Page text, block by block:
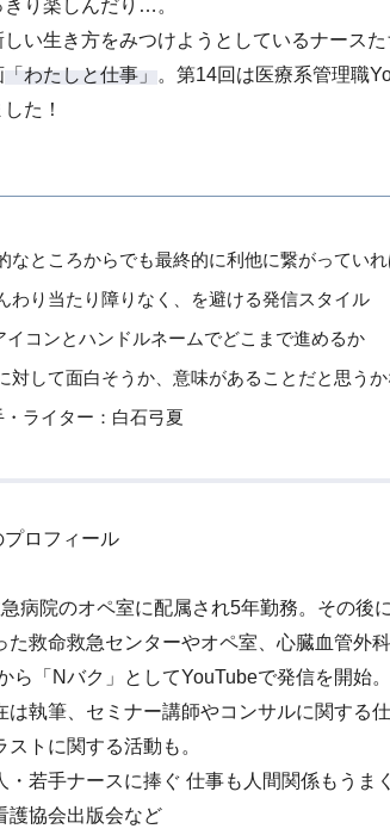
り楽しんだり…。
い生き方をみつけようとしているナースた
「わたしと仕事」
。第14回は医療系管理職
た！
なところからでも最終的に利他に繋がってい
わり当たり障りなく、を避ける発信スタイル
イコンとハンドルネームでどこまで進めるか
対して面白そうか、意味があることだと思う
・ライター：白石弓夏
プロフィール
病院のオペ室に配属され5年勤務。その後
た救命救急センターやオペ室、心臓血管外
ら「Nバク」としてYouTubeで発信を開始
は執筆、セミナー講師やコンサルに関する
ストに関する活動も。
・若手ナースに捧ぐ 仕事も人間関係もうま
護協会出版会など